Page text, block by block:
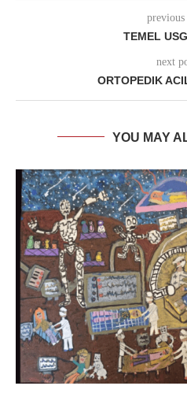
previous
TEMEL
next
ORTOPEDIK
YOU MAY